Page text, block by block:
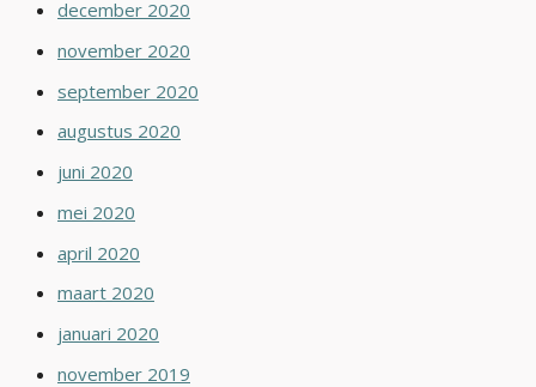
december 2020
november 2020
september 2020
augustus 2020
juni 2020
mei 2020
april 2020
maart 2020
januari 2020
november 2019